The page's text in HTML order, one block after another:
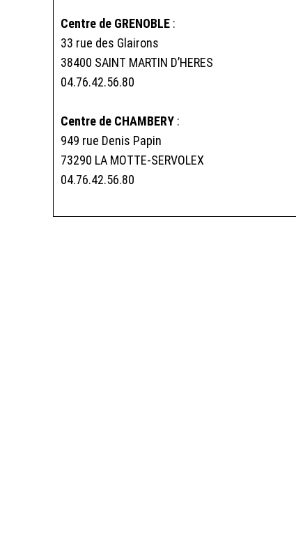
Centre de GRENOBLE :
33 rue des Glairons
38400 SAINT MARTIN D’HERES
04.76.42.56.80
Centre de CHAMBERY :
949 rue Denis Papin
73290 LA MOTTE-SERVOLEX
04.76.42.56.80